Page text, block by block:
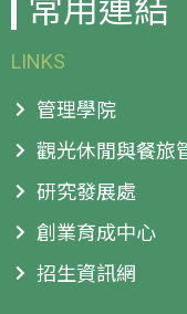
LINKS
管理學院
觀光休閒與餐旅
研究發展處
創業育成中心
招生資訊網